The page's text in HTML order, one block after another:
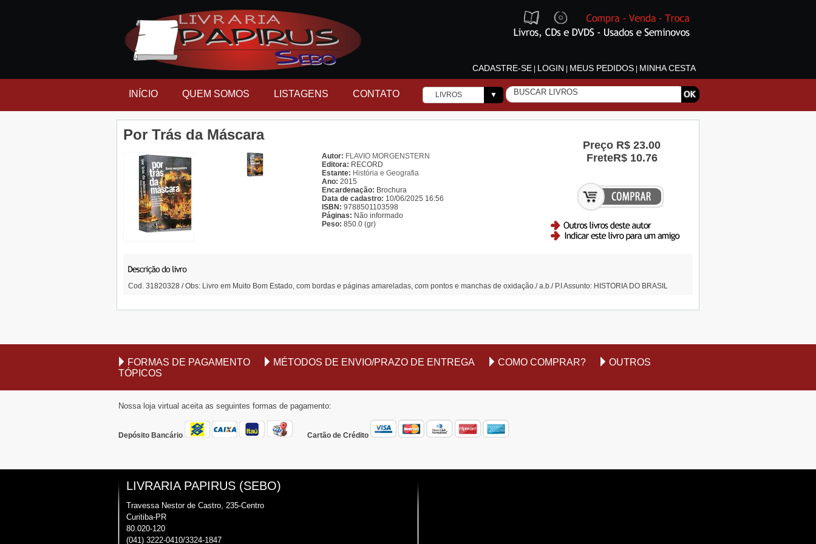
CADASTRE-SE LOGIN MEUS PEDIDOS MINHA CESTA
INÍCIO QUEM SOMOS LISTAGENS CONTATO LIVROS ▼
Por Trás da Máscara
Autor: FLAVIO MORGENSTERN
Editora: RECORD
Estante: História e Geografia
Ano: 2015
Encardenação: Brochura
Data de cadastro: 10/06/2025 16:56
ISBN: 9788501103598
Páginas: Não informado
Peso: 850.0 (gr)
Preço R$ 23.00
FreteR$ 10.76
Cod. 31820328 / Obs: Livro em Muito Bom Estado, com bordas e páginas amareladas, com pontos e manchas de oxidação./ a.b./ P.I Assunto: HISTORIA DO BRASIL
FORMAS DE PAGAMENTO MÉTODOS DE ENVIO/PRAZO DE ENTREGA COMO COMPRAR?
OUTROS
TÓPICOS
Nossa loja virtual aceita as seguintes formas de pagamento:
Depósito Bancário Cartão de Crédito
LIVRARIA PAPIRUS (SEBO)
Travessa Nestor de Castro, 235-Centro
Curitiba-PR
80.020-120
(041) 3222-0410/3324-1847